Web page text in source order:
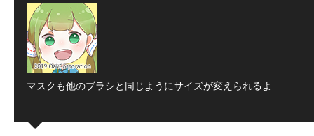
マスクも他のブラシと同じようにサイズが変えられるよ